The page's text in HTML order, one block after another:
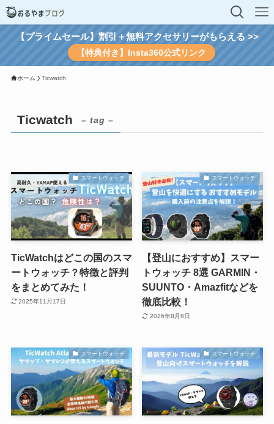
【プライムセール】割引＋無料アクセサリーがもらえる >>
【特典付き】Insta360公式リンク
ホーム Ticwatch
Ticwatch – tag –
スマートウォッチ
TicWatchはどこの国のスマ
ートウォッチ？特徴と評判
をまとめてみた！
2025年11月17日
スマートウォッチ
【登山におすすめ】スマー
トウォッチ 8選 GARMIN・
SUUNTO・Amazfitなどを
徹底比較！
2026年8月8日
スマートウォッチ スマートウォッチ